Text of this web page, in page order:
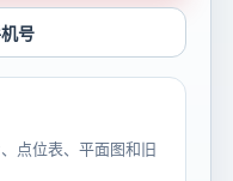
号
点位表、平面图和旧